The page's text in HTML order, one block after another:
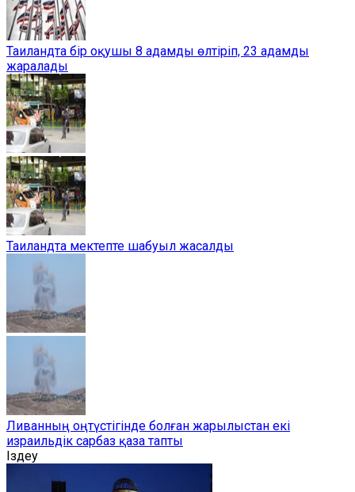
Таиландта бір оқушы 8 адамды өлтіріп, 23 адамды
жаралады
Таиландта мектепте шабуыл жасалды
Ливанның оңтүстігінде болған жарылыстан екі
израильдік сарбаз қаза тапты
Іздеу